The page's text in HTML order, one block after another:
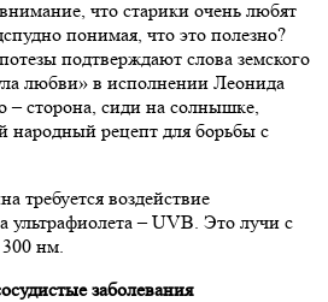
что старики очень любят
понимая, что это полезно?
подтверждают слова земского
любви» в исполнении Леонида
сторона, сиди на солнышке,
народный рецепт для борьбы с
требуется воздействие
ультрафиолета – UVВ. Это лучи с
нм.
заболевания